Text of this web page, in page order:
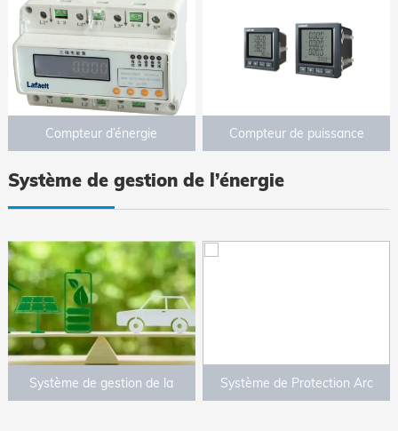
Compteur d’énergie
multifonctionnel numérique
Compteur de puissance
Système de gestion de l’énergie
Système de gestion de la Système de Protection Arc